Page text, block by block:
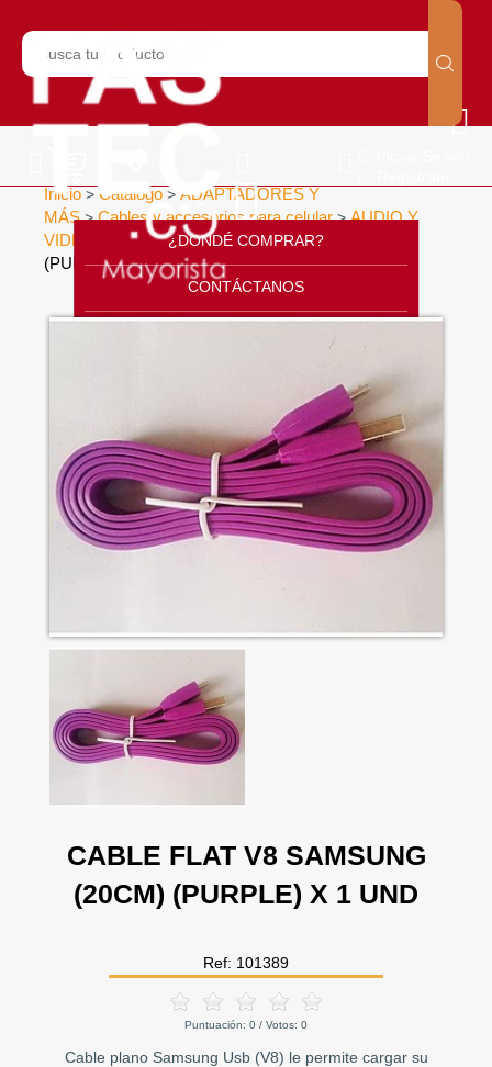
¿DONDÉ COMPRAR?
CONTÁCTANOS
Inicio > Catálogo > ADAPTADORES Y
MÁS>Cables y accesorios para celular>AUDIO Y
VIDEO
CABLE FLAT V8 SAMSUNG (20CM)
(PURPLE) X 1 UND>
CABLE FLAT V8 SAMSUNG
(20CM) (PURPLE) X 1 UND
Ref: 101389
Puntuación: 0 / Votos: 0
Cable plano Samsung Usb (V8) le permite cargar su